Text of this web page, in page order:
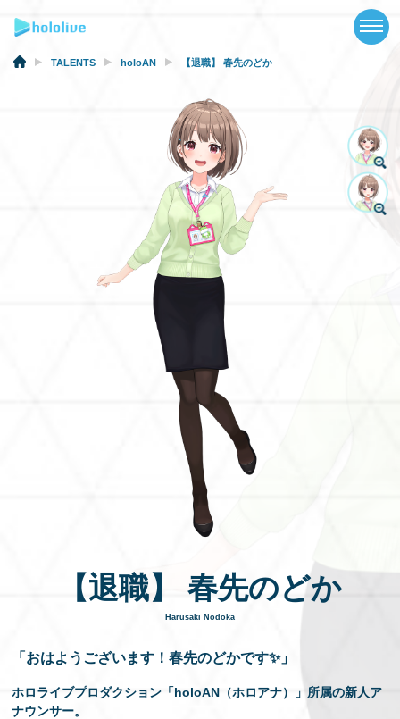
NEWS
ABOUT
TALENT
SCHEDULE
EVENTS
VIDEOS
SPECIAL
EN
TALENTS holoAN 【退職】 春先のどか
【退職】 春先のどか
Harusaki Nodoka
「おはようございます！春先のどかです✨」
ホロライブプロダクション「holoAN（ホロアナ）」所属の新人ア
ナウンサー。